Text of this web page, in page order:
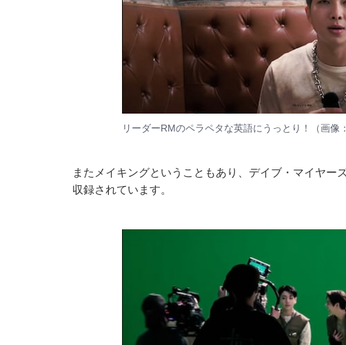
リーダーRMのペラペタな英語にうっとり！（画像：
またメイキングということもあり、デイブ・マイヤー
収録されています。